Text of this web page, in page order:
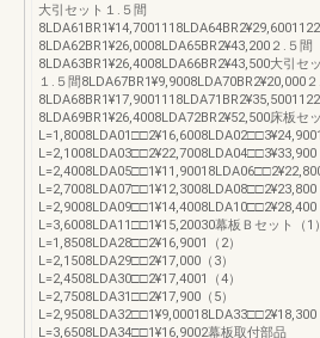
大引セット１.５間
8LDA62BR1¥26,0008LDA65BR2¥43,200２.５間
8LDA63BR1¥26,4008LDA66BR2¥43,500大引セ
１.５間8LDA67BR1¥9,9008LDA70BR2¥20,000
8LDA69BR1¥26,4008LDA72BR2¥52,500床板セ
L=2,1008LDA03□□2¥22,7008LDA04□□3¥33,900
L=2,7008LDA07□□1¥12,3008LDA08□□2¥23,800
L=2,9008LDA09□□1¥14,4008LDA10□□2¥28,400
L=3,6008LDA11□□1¥15,20030幕板Ｂセット（1）
L=1,8508LDA28□□2¥16,9001（2）
L=2,1508LDA29□□2¥17,000（3）
L=2,4508LDA30□□2¥17,4001（4）
L=2,7508LDA31□□2¥17,900（5）
L=2,9508LDA32□□1¥9,00018LDA33□□2¥18,300
L=3,6508LDA34□□1¥16,9002幕板取付部品